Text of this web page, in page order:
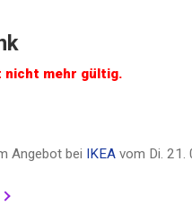
nicht mehr gültig.
Angebot bei IKEAvom Di. 21.